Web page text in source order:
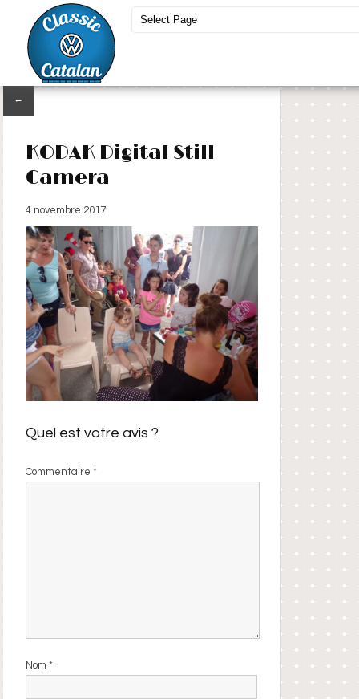
←
KODAK Digital Still
Camera
4 novembre 2017
Quel est votre avis ?
Commentaire *
Nom *